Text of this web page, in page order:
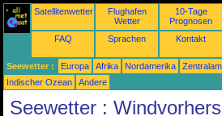
Satellitenwetter
Flughafen
Wetter
10-Tage
Prognosen
FAQ Sprachen Kontakt
Seewetter : Europa Afrika Nordamerika
Indischer Ozean
Andere
Seewetter :